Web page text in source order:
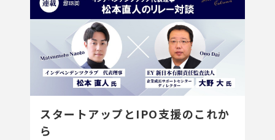
スタートアップとIPO支援のこれか
ら